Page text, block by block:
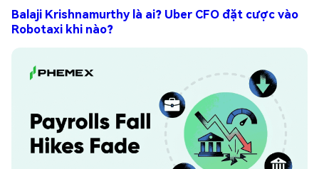
Balaji Krishnamurthy là ai? Uber CFO đặt cược vào
Robotaxi khi nào?